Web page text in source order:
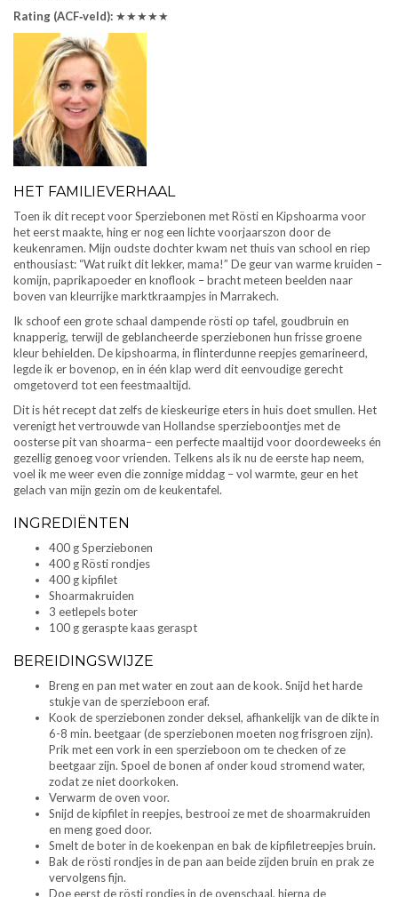
Rating (ACF‑veld): ★★★★★
HET FAMILIEVERHAAL
Toen ik dit recept voor Sperziebonen met Rösti en Kipshoarma voor
het eerst maakte, hing er nog een lichte voorjaarszon door de
keukenramen. Mijn oudste dochter kwam net thuis van school en riep
enthousiast: “Wat ruikt dit lekker, mama!” De geur van warme kruiden –
komijn, paprikapoeder en knoflook – bracht meteen beelden naar
boven van kleurrijke marktkraampjes in Marrakech.
Ik schoof een grote schaal dampende rösti op tafel, goudbruin en
knapperig, terwijl de geblancheerde sperziebonen hun frisse groene
kleur behielden. De kipshoarma, in flinterdunne reepjes gemarineerd,
legde ik er bovenop, en in één klap werd dit eenvoudige gerecht
omgetoverd tot een feestmaaltijd.
Dit is hét recept dat zelfs de kieskeurige eters in huis doet smullen. Het
verenigt het vertrouwde van Hollandse sperzieboontjes met de
oosterse pit van shoarma– een perfecte maaltijd voor doordeweeks én
gezellig genoeg voor vrienden. Telkens als ik nu de eerste hap neem,
voel ik me weer even die zonnige middag – vol warmte, geur en het
gelach van mijn gezin om de keukentafel.
INGREDIËNTEN
400 g Sperziebonen
400 g Rösti rondjes
400 g kipfilet
Shoarmakruiden
3 eetlepels boter
100 g geraspte kaas geraspt
BEREIDINGSWIJZE
Breng en pan met water en zout aan de kook. Snijd het harde
stukje van de sperzieboon eraf.
Kook de sperziebonen zonder deksel, afhankelijk van de dikte in
6-8 min. beetgaar (de sperziebonen moeten nog frisgroen zijn).
Prik met een vork in een sperzieboon om te checken of ze
beetgaar zijn. Spoel de bonen af onder koud stromend water,
zodat ze niet doorkoken.
Verwarm de oven voor.
Snijd de kipfilet in reepjes, bestrooi ze met de shoarmakruiden
en meng goed door.
Smelt de boter in de koekenpan en bak de kipfiletreepjes bruin.
Bak de rösti rondjes in de pan aan beide zijden bruin en prak ze
vervolgens fijn.
Doe eerst de rösti rondjes in de ovenschaal, hierna de